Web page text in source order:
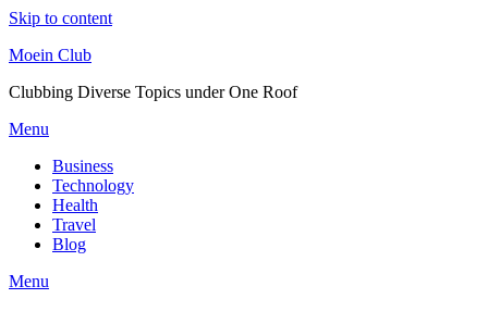
Skip to content
Moein Club
Clubbing Diverse Topics under One Roof
Menu
Business
Technology
Health
Travel
Blog
Menu